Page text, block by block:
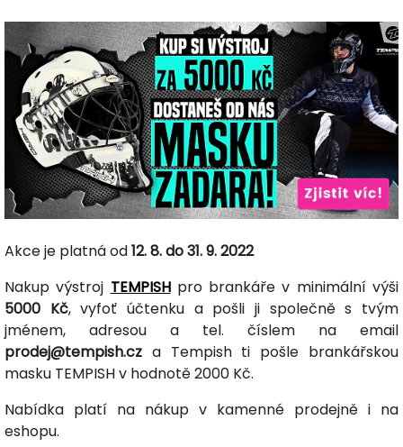
Akce je platná od12. 8. do 31. 9. 2022
Nakup výstroj TEMPISHpro brankáře v minimální výši
5000 Kč, vyfoť účtenku a pošli ji společně s tvým
jménem, adresou a tel. číslem na email
prodej@tempish.cz a Tempish ti pošle brankářskou
masku TEMPISH v hodnotě 2000 Kč.
Nabídka platí na nákup v kamenné prodejně i na
eshopu.